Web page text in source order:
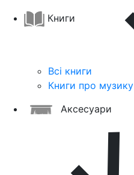
Книги
Всі книги
Книги про музику
Аксесуари